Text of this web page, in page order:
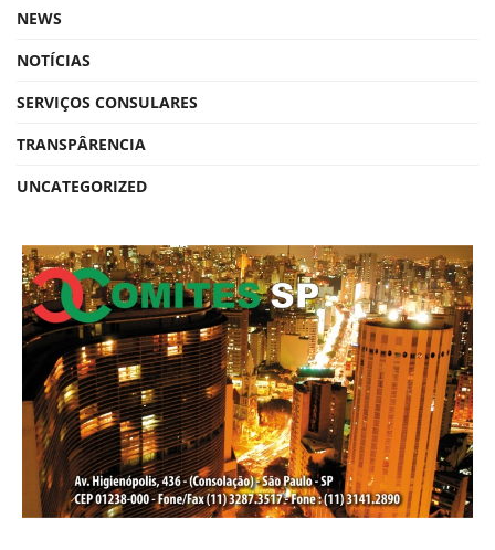
NEWS
NOTÍCIAS
SERVIÇOS CONSULARES
TRANSPÂRENCIA
UNCATEGORIZED